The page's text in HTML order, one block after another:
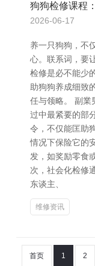
狗狗检修课程
2026-06-17
养一只狗狗，不
心。联系词，要
检修是必不能少
助狗狗养成细致
任与领略。 副業
过中最紧要的部
令，不仅能匡助
情况下保险它的
发，如奖励零食
次，社会化检修
东谈主、
维修资讯
首页 1 2